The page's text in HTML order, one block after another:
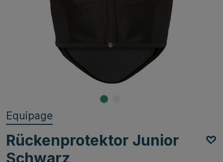
Equipage
Rückenprotektor Junior
Schwarz